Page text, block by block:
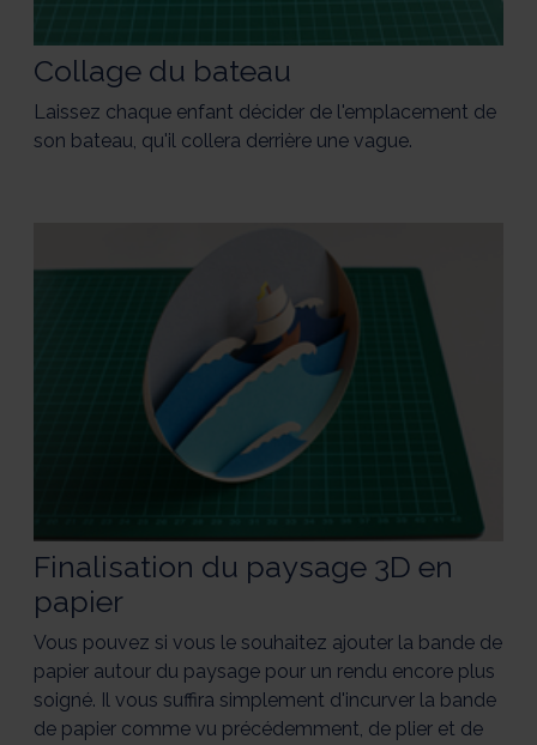
Collage du bateau
Laissez chaque enfant décider de l'emplacement de
son bateau, qu'il collera derrière une vague.
Finalisation du paysage 3D en
papier
Vous pouvez si vous le souhaitez ajouter la bande de
papier autour du paysage pour un rendu encore plus
soigné. Il vous suffira simplement d'incurver la bande
de papier comme vu précédemment, de plier et de